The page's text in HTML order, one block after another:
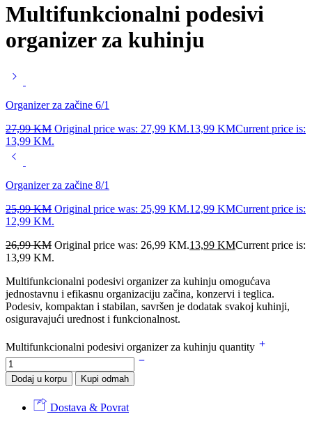
Multifunkcionalni podesivi
organizer za kuhinju
Organizer za začine 6/1
27,99KM Original price was: 27,99 KM.13,99 KMCurrent price is:
13,99 KM.
Organizer za začine 8/1
25,99KM Original price was: 25,99 KM.12,99 KMCurrent price is:
12,99 KM.
26,99KM Original price was: 26,99 KM.13,99 KMCurrent price is:
13,99 KM.
Multifunkcionalni podesivi organizer za kuhinju omogućava
jednostavnu i efikasnu organizaciju začina, konzervi i teglica.
Podesiv, kompaktan i stabilan, savršen je dodatak svakoj kuhinji,
osiguravajući urednost i funkcionalnost.
Multifunkcionalni podesivi organizer za kuhinju quantity
Dodaj u korpu Kupi odmah
Dostava & Povrat